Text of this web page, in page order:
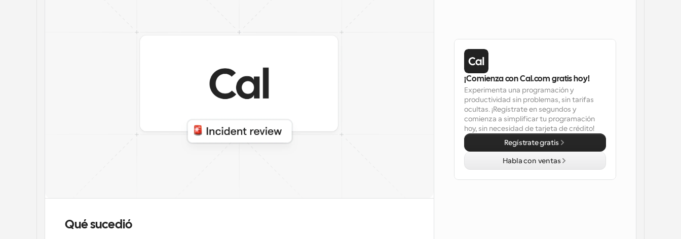
Qué sucedió
¡Comienza con Cal.com gratis hoy!
Experimenta una programación y
productividad sin problemas, sin tarifas
ocultas. ¡Regístrate en segundos y
comienza a simplificar tu programación
hoy, sin necesidad de tarjeta de crédito!
Regístrate gratis
Habla con ventas